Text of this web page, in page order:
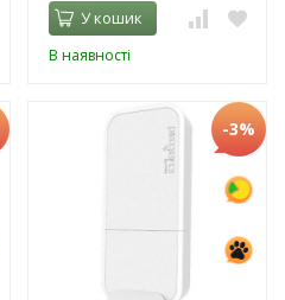
У кошик
В наявності
-3%